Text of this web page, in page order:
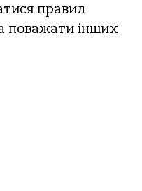
правил
поважати інших